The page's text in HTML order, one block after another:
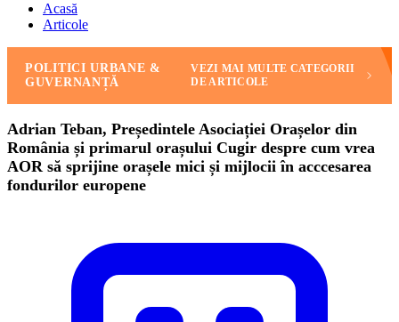
Acasă
Articole
POLITICI URBANE &
GUVERNANȚĂ
VEZI MAI MULTE CATEGORII
DE ARTICOLE
Adrian Teban, Președintele Asociației Orașelor din
România și primarul orașului Cugir despre cum vrea
AOR să sprijine orașele mici și mijlocii în acccesarea
fondurilor europene